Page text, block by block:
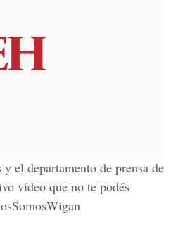
el departamento de prensa de
vídeo que no te podés